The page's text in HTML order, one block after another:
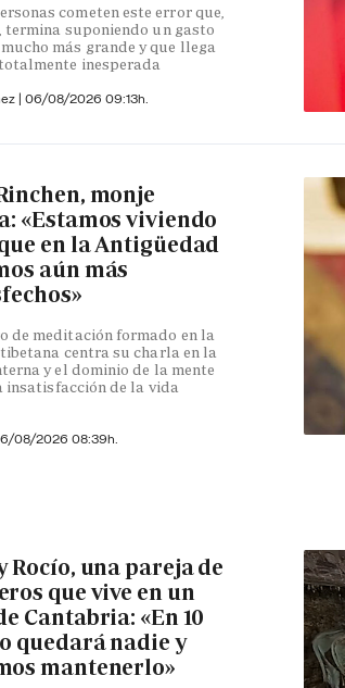
cometen este error que,
termina suponiendo un gasto
más grande y que llega
inesperada
| 06/08/2026 09:13h.
monje
«Estamos viviendo
en la Antigüedad
aún más
de meditación formado en la
centra su charla en la
y el dominio de la mente
insatisfacción de la vida
08/2026 08:39h.
Rocío, una pareja de
que vive en un
Cantabria: «En 10
quedará nadie y
mantenerlo»